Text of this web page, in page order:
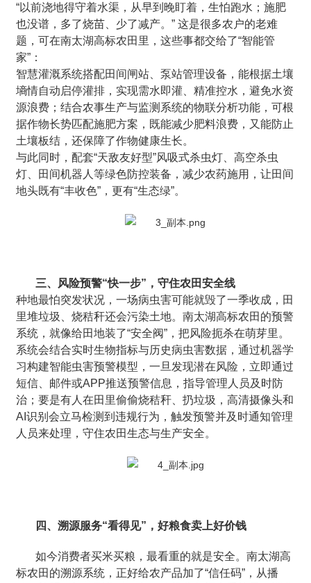
“以前浇地得守着水渠，从早到晚盯着，生怕跑水；施肥
也没谱，多了烧苗、少了减产。” 这是很多农户的老难
题，可在南太湖高标农田里，这些事都交给了“智能管
家”：
智慧灌溉系统搭配田间闸站、泵站管理设备，能根据土壤
墒情自动启停灌排，实现需水即灌、精准控水，避免水资
源浪费；结合农事生产与监测系统的物联分析功能，可根
据作物长势匹配施肥方案，既能减少肥料浪费，又能防止
土壤板结，还保障了作物健康生长。
与此同时，配套“天敌友好型”风吸式杀虫灯、高空杀虫
灯、田间机器人等绿色防控装备，减少农药施用，让田间
地头既有“丰收色”，更有“生态绿”。
三、风险预警“快一步”，守住农田安全线
种地最怕突发状况，一场病虫害可能就毁了一季收成，田
里堆垃圾、烧秸秆还会污染土地。南太湖高标农田的预警
系统，就像给田地装了“安全阀”，把风险扼杀在萌芽里。
系统会结合实时生物指标与历史病虫害数据，通过机器学
习构建智能虫害预警模型，一旦发现潜在风险，立即通过
短信、邮件或APP推送预警信息，指导管理人员及时防
治；要是有人在田里偷偷烧秸秆、扔垃圾，高清摄像头和
AI识别会立马检测到违规行为，触发预警并及时通知管理
人员来处理，守住农田生态与生产安全。
四、溯源服务“看得见”，好粮食卖上好价钱
如今消费者买米买粮，最看重的就是安全。南太湖高
标农田的溯源系统，正好给农产品加了“信任码”，从播